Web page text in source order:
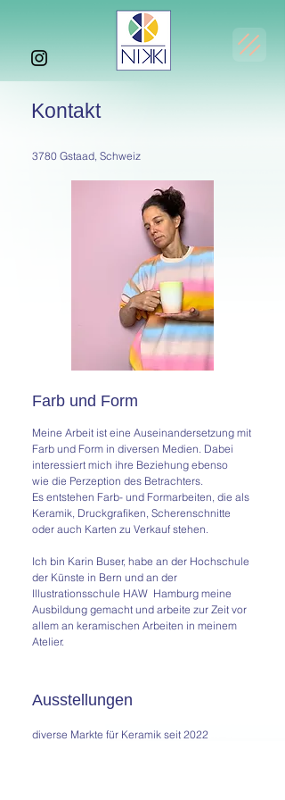
Kontakt
3780 Gstaad, Schweiz
Farb und Form
Meine Arbeit ist eine Auseinandersetzung mit
Farb und Form in diversen Medien. Dabei
interessiert mich ihre Beziehung ebenso
wie die Perzeption des Betrachters.
Es entstehen Farb- und Formarbeiten, die als
Keramik, Druckgrafiken, Scherenschnitte
oder auch Karten zu Verkauf stehen.
Ich bin Karin Buser, habe an der Hochschule
der Künste in Bern und an der
Illustrationsschule HAW Hamburg meine
Ausbildung gemacht und arbeite zur Zeit vor
allem an keramischen Arbeiten in meinem
Atelier.
Ausstellungen
diverse Markte für Keramik seit 2022